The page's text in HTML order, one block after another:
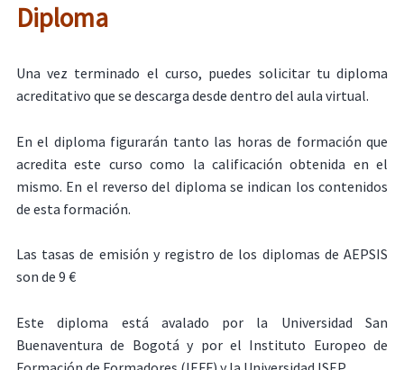
Diploma
Una vez terminado el curso, puedes solicitar tu diploma
acreditativo que se descarga desde dentro del aula virtual.
En el diploma figurarán tanto las horas de formación que
acredita este curso como la calificación obtenida en el
mismo. En el reverso del diploma se indican los contenidos
de esta formación.
Las tasas de emisión y registro de los diplomas de AEPSIS
son de 9 €
Este diploma está avalado por la Universidad San
Buenaventura de Bogotá y por el Instituto Europeo de